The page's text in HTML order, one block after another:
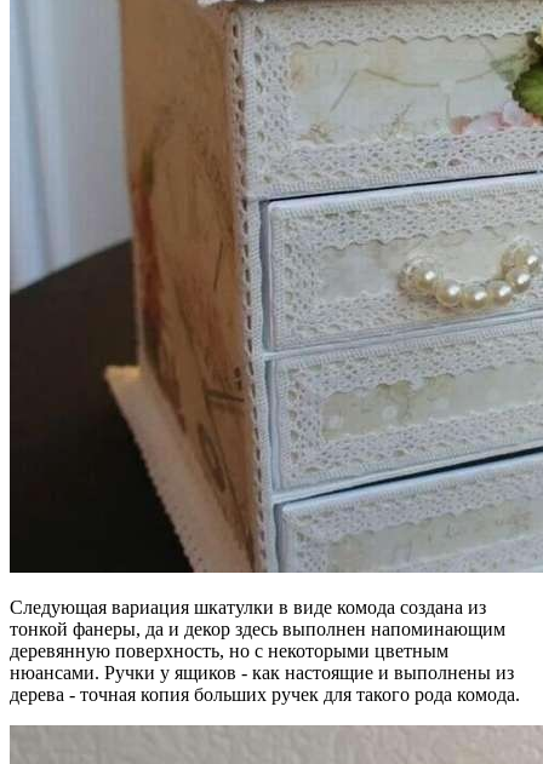
Следующая вариация шкатулки в виде комода создана из
тонкой фанеры, да и декор здесь выполнен напоминающим
деревянную поверхность, но с некоторыми цветным
нюансами. Ручки у ящиков - как настоящие и выполнены из
дерева - точная копия больших ручек для такого рода комода.